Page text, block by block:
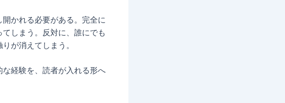
かれる必要がある。完全に
しまう。反対に、誰にでも
が消えてしまう。
経験を、読者が入れる形へ